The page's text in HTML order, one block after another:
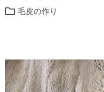
毛皮の作り